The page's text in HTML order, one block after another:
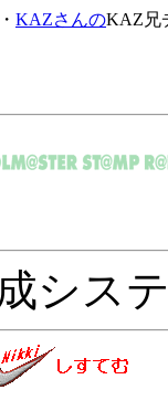
KAZさんのKAZ兄
シス